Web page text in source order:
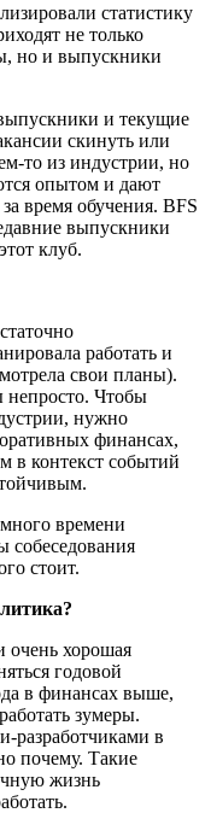
статистику
не только
но и выпускники
и текущие
скинуть или
то из индустрии, но
опытом и дают
время обучения. BFS
выпускники
клуб.
работать и
свои планы).
непросто. Чтобы
нужно
финансах,
в контекст событий
времени
собеседования
стоит.
очень хорошая
годовой
в финансах выше,
зумеры.
разработчиками в
почему. Такие
жизнь